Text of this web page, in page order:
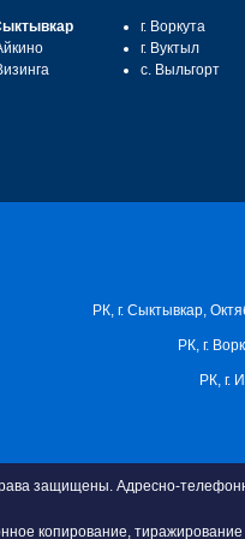
г. Воркута
г. Вуктыл
с. Выльгорт
РК, г. Сыктывкар,
РК, г.
РК, г.
защищены. Адресно-
копирование,